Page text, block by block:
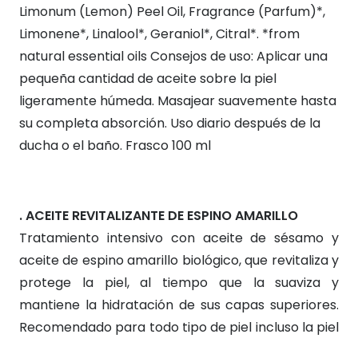
Limonum (Lemon) Peel Oil, Fragrance (Parfum)*,
Limonene*, Linalool*, Geraniol*, Citral*. *from
natural essential oils Consejos de uso: Aplicar una
pequeña cantidad de aceite sobre la piel
ligeramente húmeda. Masajear suavemente hasta
su completa absorción. Uso diario después de la
ducha o el baño. Frasco 100 ml
. ACEITE REVITALIZANTE DE ESPINO AMARILLO
Tratamiento intensivo con aceite de sésamo y
aceite de espino amarillo biológico, que revitaliza y
protege la piel, al tiempo que la suaviza y
mantiene la hidratación de sus capas superiores.
Recomendado para todo tipo de piel incluso la piel